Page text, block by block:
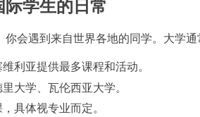
学生的日常
会遇到来自世界各地的同学。大学
利亚提供最多课程和活动。
大学、瓦伦西亚大学。
具体视专业而定。